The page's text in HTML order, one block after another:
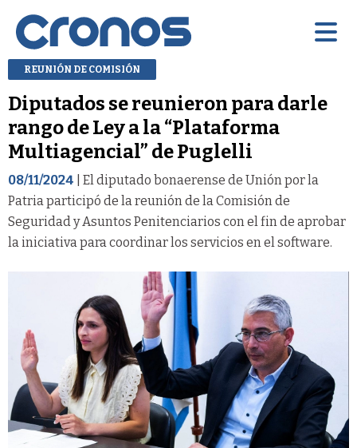
REUNIÓN DE COMISIÓN
Diputados se reunieron para darle
rango de Ley a la “Plataforma
Multiagencial” de Puglelli
08/11/2024 | El diputado bonaerense de Unión por la
Patria participó de la reunión de la Comisión de
Seguridad y Asuntos Penitenciarios con el fin de aprobar
la iniciativa para coordinar los servicios en el software.